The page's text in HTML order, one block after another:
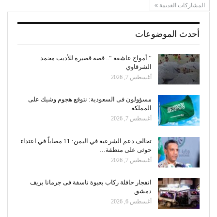
المشاركات القديمة
أحدث الموضوعات
” أمواج عاشقة “.. قصة قصيرة للأديب محمد
الشرقاوي
أغسطس 7, 2026
مسؤولون فى السعودية: نتوقع هجوم وشيك على
المملكة
أغسطس 7, 2026
تحالف دعم الشرعية في اليمن: 11 مصاباً في اعتداء
حوثى على منطقة…
أغسطس 7, 2026
انفجار حافلة ركاب بعبوة ناسفة فى جرمانا بريف
دمشق
أغسطس 6, 2026